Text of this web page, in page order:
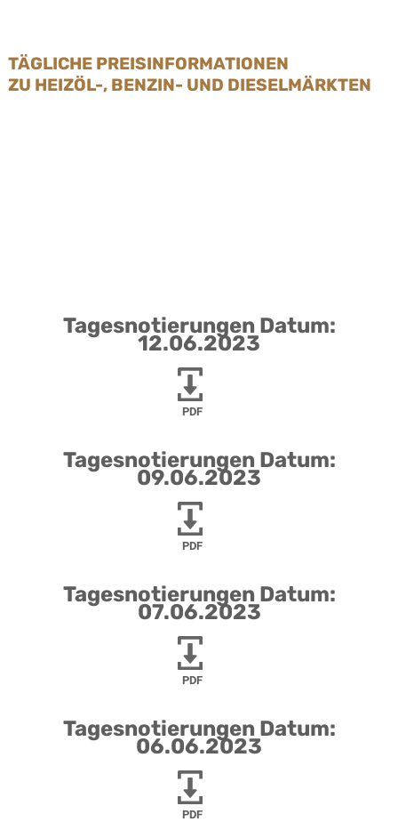
TÄGLICHE PREISINFORMATIONEN
ZU HEIZÖL-, BENZIN- UND DIESELMÄRKTEN
Tagesnotierungen Datum:
12.06.2023
PDF
Tagesnotierungen Datum:
09.06.2023
PDF
Tagesnotierungen Datum:
07.06.2023
PDF
Tagesnotierungen Datum:
06.06.2023
PDF